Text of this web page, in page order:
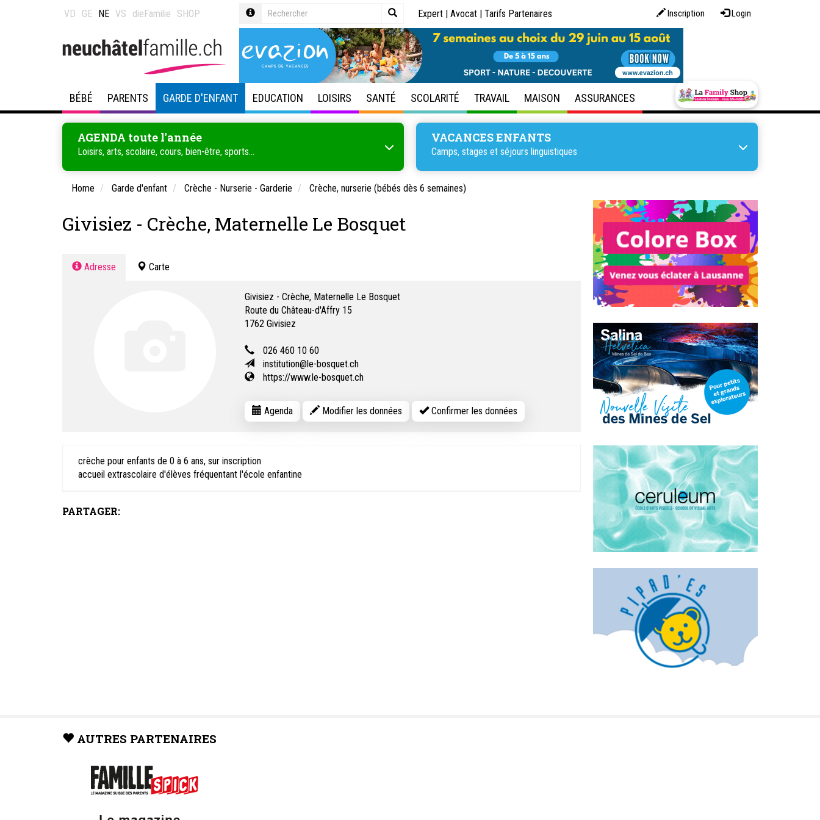
VD GE NE VS dieFamilie SHOP Inscription Login
Expert | Avocat | Tarifs Partenaires
BÉBÉ PARENTS GARDE D'ENFANT EDUCATION LOISIRS SANTÉ SCOLARITÉ TRAVAIL MAISON ASSURANCES
AGENDA toute l'année
Loisirs, arts, scolaire, cours, bien-être, sports...
VACANCES ENFANTS
Camps, stages et séjours linguistiques
Home Garde d'enfant Crèche - Nurserie - Garderie Crèche, nurserie (bébés dès 6 semaines)
Givisiez - Crèche, Maternelle Le Bosquet
Adresse Carte
Givisiez - Crèche, Maternelle Le Bosquet
Route du Château-d'Affry 15
1762 Givisiez
026 460 10 60
institution@le-bosquet.ch
https://www.le-bosquet.ch
Agenda Modifier les données Confirmer les données
crèche pour enfants de 0 à 6 ans, sur inscription
accueil extrascolaire d'élèves fréquentant l'école enfantine
PARTAGER:
AUTRES PARTENAIRES